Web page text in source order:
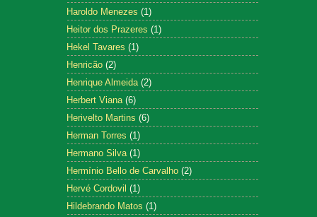
Haroldo Menezes (1)
Heitor dos Prazeres (1)
Hekel Tavares (1)
Henricão (2)
Henrique Almeida (2)
Herbert Viana (6)
Herivelto Martins (6)
Herman Torres (1)
Hermano Silva (1)
Hermínio Bello de Carvalho (2)
Hervé Cordovil (1)
Hildebrando Matos (1)